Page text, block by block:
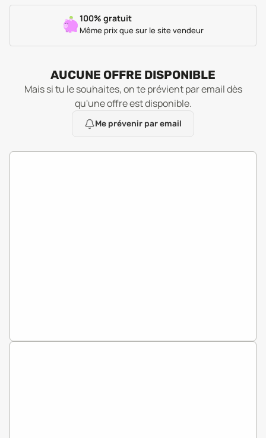
100% gratuit
Même prix que sur le site vendeur
AUCUNE OFFRE DISPONIBLE
Mais si tu le souhaites, on te prévient par email dès
qu'une offre est disponible.
Me prévenir par email